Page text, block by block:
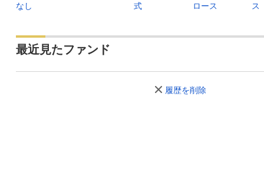
なし
式
ロース
ス
最近見たファンド
履歴を削除